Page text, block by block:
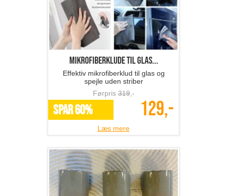
Mikrofiberklude til glas...
Effektiv mikrofiberklud til glas og
spejle uden striber
Førpris319,-
SPAR 60% 129,-
Læs mere